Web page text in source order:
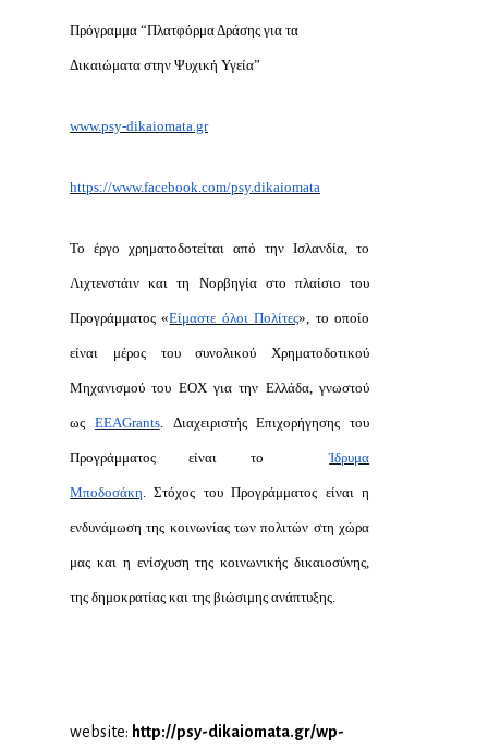
Πρόγραμμα “Πλατφόρμα Δράσης για τα
Δικαιώματα στην Ψυχική Υγεία”
www.psy-dikaiomata.gr
https://www.facebook.com/psy.dikaiomata
Το έργο χρηματοδοτείται από την Ισλανδία, το
Λιχτενστάιν και τη Νορβηγία στο πλαίσιο του
Προγράμματος «Είμαστε όλοι Πολίτες», το οποίο
είναι μέρος του συνολικού Χρηματοδοτικού
Μηχανισμού του ΕΟΧ για την Ελλάδα, γνωστού
ως EEAGrants. Διαχειριστής Επιχορήγησης του
Προγράμματος είναι τοΊδρυμα
Μποδοσάκη. Στόχος του Προγράμματος είναι η
ενδυνάμωση της κοινωνίας των πολιτών στη χώρα
μας και η ενίσχυση της κοινωνικής δικαιοσύνης,
της δημοκρατίας και της βιώσιμης ανάπτυξης.
website: http://psy-dikaiomata.gr/wp-